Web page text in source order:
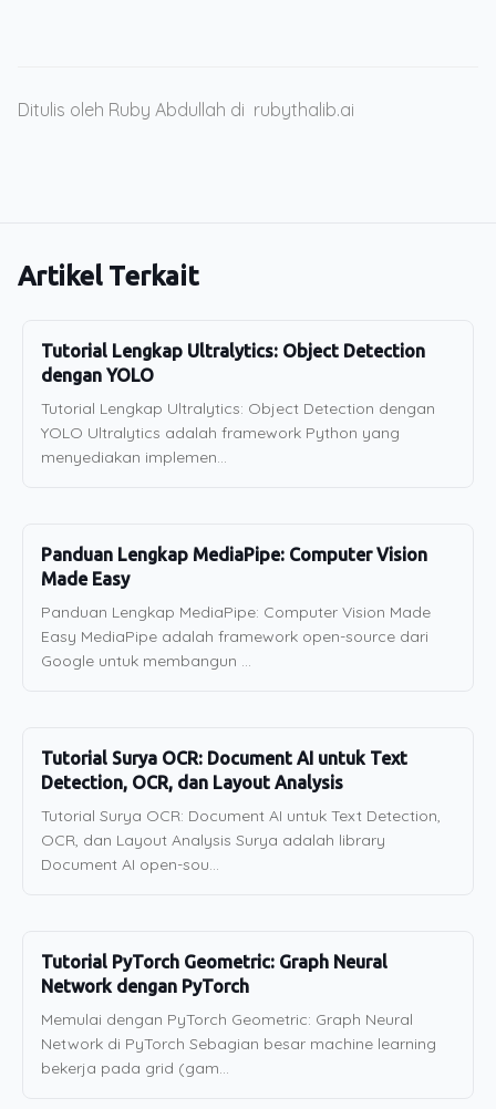
Ditulis oleh Ruby Abdullah di rubythalib.ai
Artikel Terkait
Tutorial Lengkap Ultralytics: Object Detection
dengan YOLO
Tutorial Lengkap Ultralytics: Object Detection dengan
YOLO Ultralytics adalah framework Python yang
menyediakan implemen...
Panduan Lengkap MediaPipe: Computer Vision
Made Easy
Panduan Lengkap MediaPipe: Computer Vision Made
Easy MediaPipe adalah framework open-source dari
Google untuk membangun ...
Tutorial Surya OCR: Document AI untuk Text
Detection, OCR, dan Layout Analysis
Tutorial Surya OCR: Document AI untuk Text Detection,
OCR, dan Layout Analysis Surya adalah library
Document AI open-sou...
Tutorial PyTorch Geometric: Graph Neural
Network dengan PyTorch
Memulai dengan PyTorch Geometric: Graph Neural
Network di PyTorch Sebagian besar machine learning
bekerja pada grid (gam...